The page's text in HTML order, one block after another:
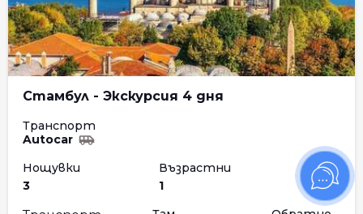
Стамбул - Экскурсия 4 дня
Транспорт
Autocar
Нощувки
3
Възрастни
1
Деца
0